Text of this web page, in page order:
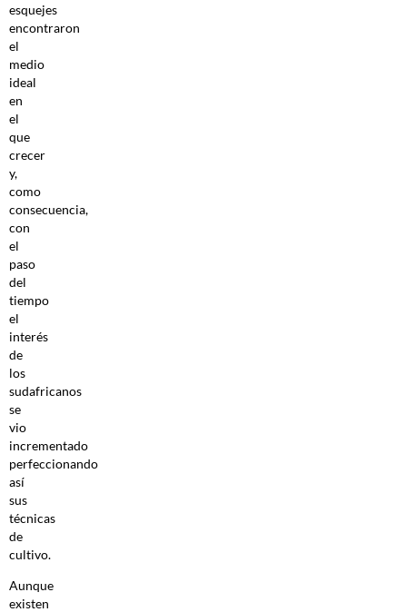
esquejes
encontraron
el
medio
ideal
en
el
que
crecer
y,
como
consecuencia,
con
el
paso
del
tiempo
el
interés
de
los
sudafricanos
se
vio
incrementado
perfeccionando
así
sus
técnicas
de
cultivo.
Aunque
existen